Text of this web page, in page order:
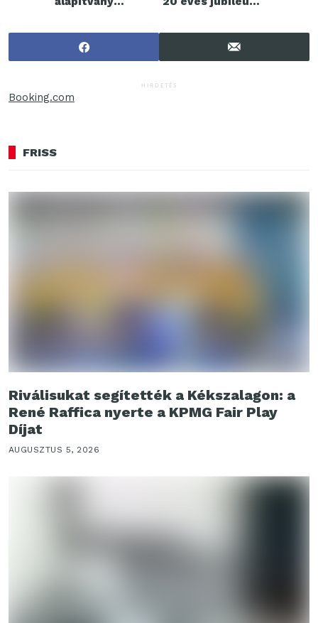
HIRDETÉS
Booking.com
FRISS
Riválisukat segítették a Kékszalagon: a
René Raffica nyerte a KPMG Fair Play
Díjat
AUGUSZTUS 5, 2026